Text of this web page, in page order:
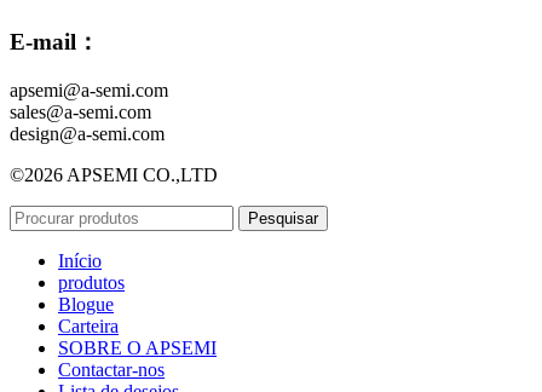
E-mail：
apsemi@a-semi.com
sales@a-semi.com
design@a-semi.com
©2026 APSEMI CO.,LTD
Pesquisar
Início
produtos
Blogue
Carteira
SOBRE O APSEMI
Contactar-nos